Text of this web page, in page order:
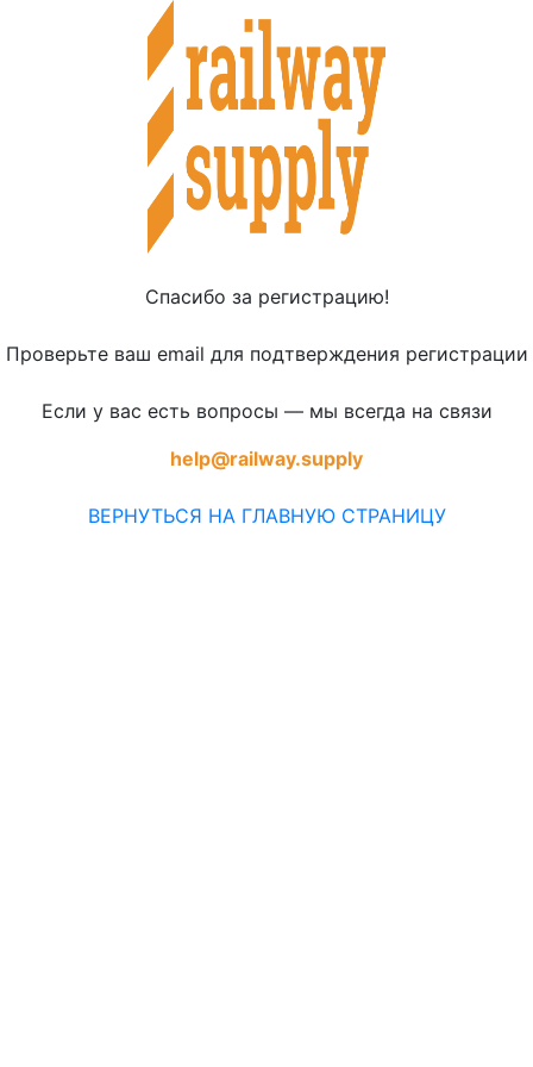
Спасибо за регистрацию!
Проверьте ваш email для подтверждения регистрации
Если у вас есть вопросы — мы всегда на связи
help@railway.supply
ВЕРНУТЬСЯ НА ГЛАВНУЮ СТРАНИЦУ